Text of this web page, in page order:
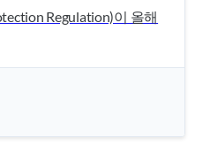
Regulation)이 올해